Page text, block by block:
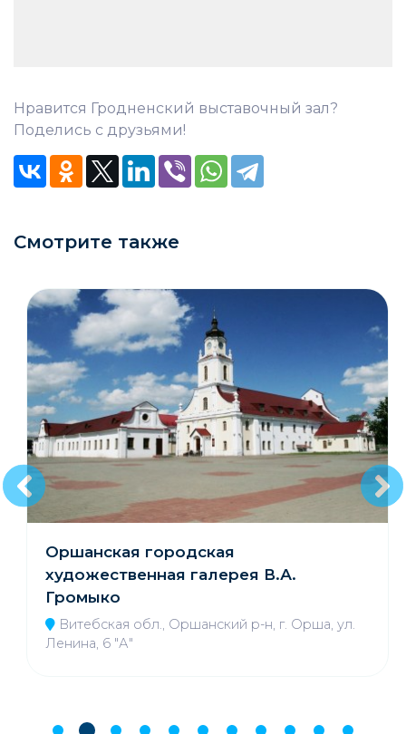
Нравится Гродненский выставочный зал?
Поделись с друзьями!
Смотрите также
Оршанская городская
художественная галерея В.А.
Громыко
Витебская обл., Оршанский р-н, г. Орша, ул.
Ленина, 6 "А"